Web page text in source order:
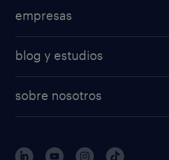
empresas
blog y estudios
sobre nosotros